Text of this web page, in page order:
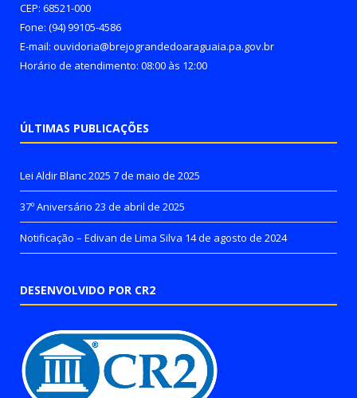
CEP: 68521-000
Fone: (94) 99105-4586
E-mail: ouvidoria@brejograndedoaraguaia.pa.gov.br
Horário de atendimento: 08:00 às 12:00
ÚLTIMAS PUBLICAÇÕES
Lei Aldir Blanc 2025 7 de maio de 2025
37º Aniversário 23 de abril de 2025
Notificação – Edivan de Lima Silva 14 de agosto de 2024
DESENVOLVIDO POR CR2